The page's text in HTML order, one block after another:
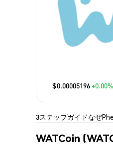
$0.00005196+0.00%
3ステップガイドなぜ
WATCoin